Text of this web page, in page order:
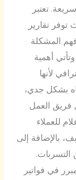
تعتبر
توفر تقارير
المشكلة
أهمية
لأنها
بشكل جدي،
فريق العمل
للعملاء
بالإضافة إلى
التسربات.
في فواتير